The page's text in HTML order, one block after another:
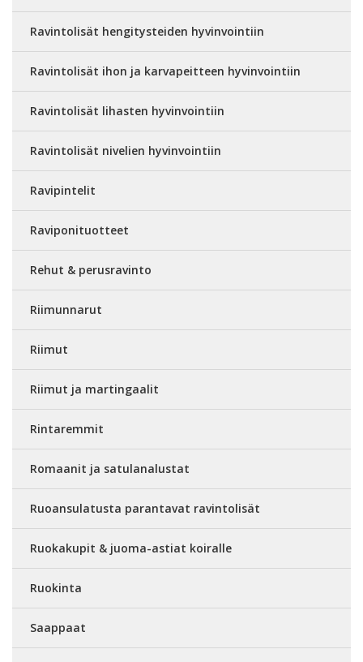
Ravintolisät hengitysteiden hyvinvointiin
Ravintolisät ihon ja karvapeitteen hyvinvointiin
Ravintolisät lihasten hyvinvointiin
Ravintolisät nivelien hyvinvointiin
Ravipintelit
Raviponituotteet
Rehut & perusravinto
Riimunnarut
Riimut
Riimut ja martingaalit
Rintaremmit
Romaanit ja satulanalustat
Ruoansulatusta parantavat ravintolisät
Ruokakupit & juoma-astiat koiralle
Ruokinta
Saappaat